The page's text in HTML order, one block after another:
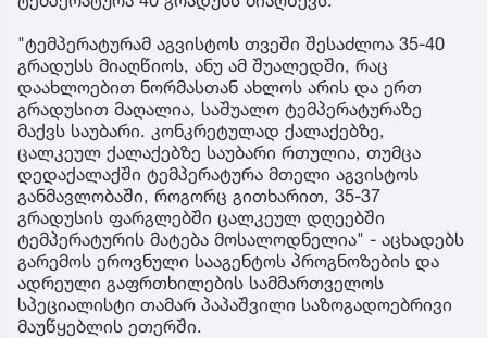
"ტემპერატურამ აგვისტოს თვეში შესაძლოა 35-40
გრადუსს მიაღწიოს, ანუ ამ შუალედში, რაც
დაახლოებით ნორმასთან ახლოს არის და ერთ
გრადუსით მაღალია, საშუალო ტემპერატურაზე
მაქვს საუბარი. კონკრეტულად ქალაქებზე,
ცალკეულ ქალაქებზე საუბარი რთულია, თუმცა
დედაქალაქში ტემპერატურა მთელი აგვისტოს
განმავლობაში, როგორც გითხარით, 35-37
გრადუსის ფარგლებში ცალკეულ დღეებში
ტემპერატურის მატება მოსალოდნელია" - აცხადებს
გარემოს ეროვნული სააგენტოს პროგნოზების და
ადრეული გაფრთხილების სამმართველოს
სპეციალისტი თამარ პაპაშვილი საზოგადოებრივი
მაუწყებლის ეთერში.